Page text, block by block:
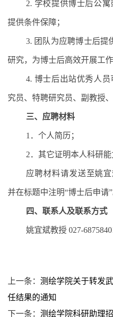
2. 学校提供博士后公
提供条件保障；
3. 团队为应聘博士后提
研究，为博士后高效开展工
4. 博士后出站优秀人
究员、特聘研究员、副教授
三、应聘材料
1 ．个人简历；
2．其它证明本人科研
应聘材料请发送至姚
并在标题中注明“博士后申请”
四、联系人及联系方式
姚宜斌教授 027-
上一条： 测绘学院关于转发
任结果的通知
下一条： 测绘学院科研助理